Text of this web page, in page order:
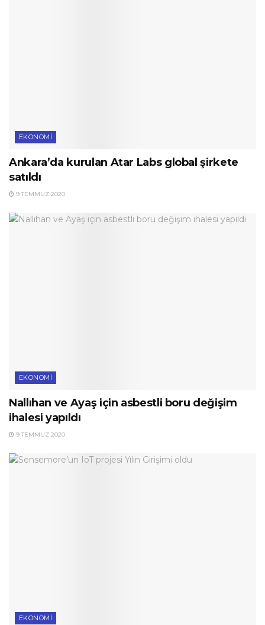
EKONOMI
Ankara’da kurulan Atar Labs global şirkete
satıldı
9 TEMMUZ 2020
EKONOMI
Nallıhan ve Ayaş için asbestli boru değişim
ihalesi yapıldı
9 TEMMUZ 2020
EKONOMI